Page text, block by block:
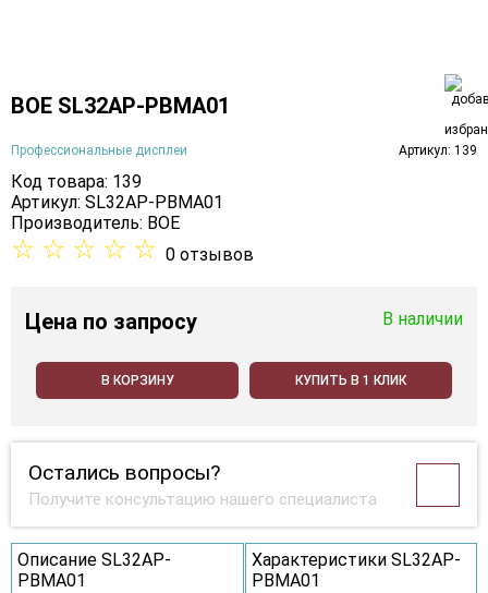
BOE SL32AP-PBMA01
Профессиональные дисплеи Артикул: 139
Код товара: 139
Артикул: SL32AP-PBMA01
Производитель: BOE
☆ ☆ ☆ ☆ ☆ 0 отзывов
Цена по запросу В наличии
В КОРЗИНУ КУПИТЬ В 1 КЛИК
Остались вопросы?
Получите консультацию нашего специалиста
Описание SL32AP-
PBMA01
Характеристики SL32AP-
PBMA01